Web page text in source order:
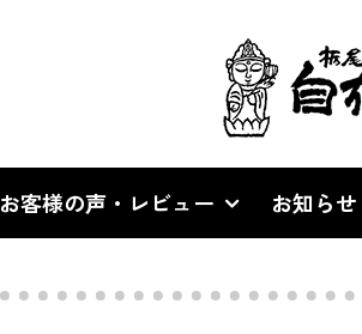
お客様の声・レビュー お知らせ